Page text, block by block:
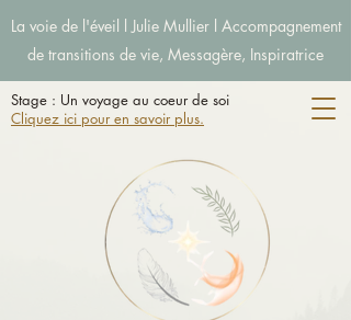
La voie de l'éveil l Julie Mullier l Accompagnement
de transitions de vie, Messagère, Inspiratrice
Stage : Un voyage au coeur de soi
Cliquez ici pour en savoir plus.